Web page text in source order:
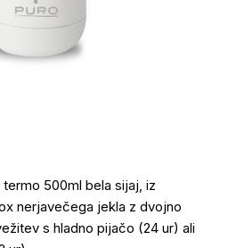
500ml bela sijaj, iz
nerjavečega jekla z dvojno
s hladno pijačo (24 ur) ali